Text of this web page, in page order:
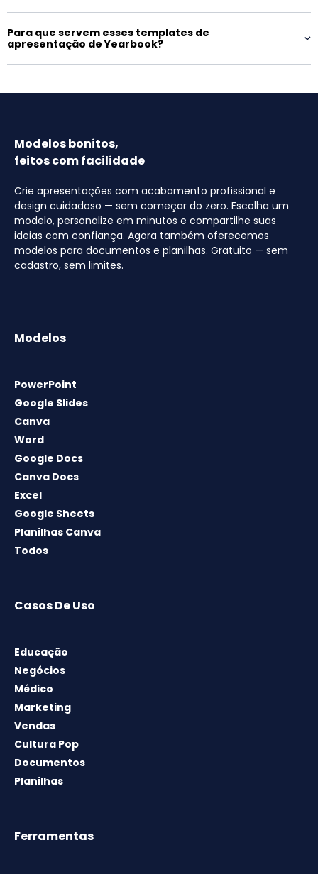
Para que servem esses templates de
apresentação de Yearbook?
Modelos bonitos,
feitos com facilidade
Crie apresentações com acabamento profissional e
design cuidadoso — sem começar do zero. Escolha um
modelo, personalize em minutos e compartilhe suas
ideias com confiança. Agora também oferecemos
modelos para documentos e planilhas. Gratuito — sem
cadastro, sem limites.
Modelos
PowerPoint
Google Slides
Canva
Word
Google Docs
Canva Docs
Excel
Google Sheets
Planilhas Canva
Todos
Casos De Uso
Educação
Negócios
Médico
Marketing
Vendas
Cultura Pop
Documentos
Planilhas
Ferramentas